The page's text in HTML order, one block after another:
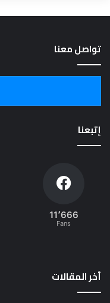
تواصل معنا
إتبعنا
11٬666
Fans
أخر المقالات